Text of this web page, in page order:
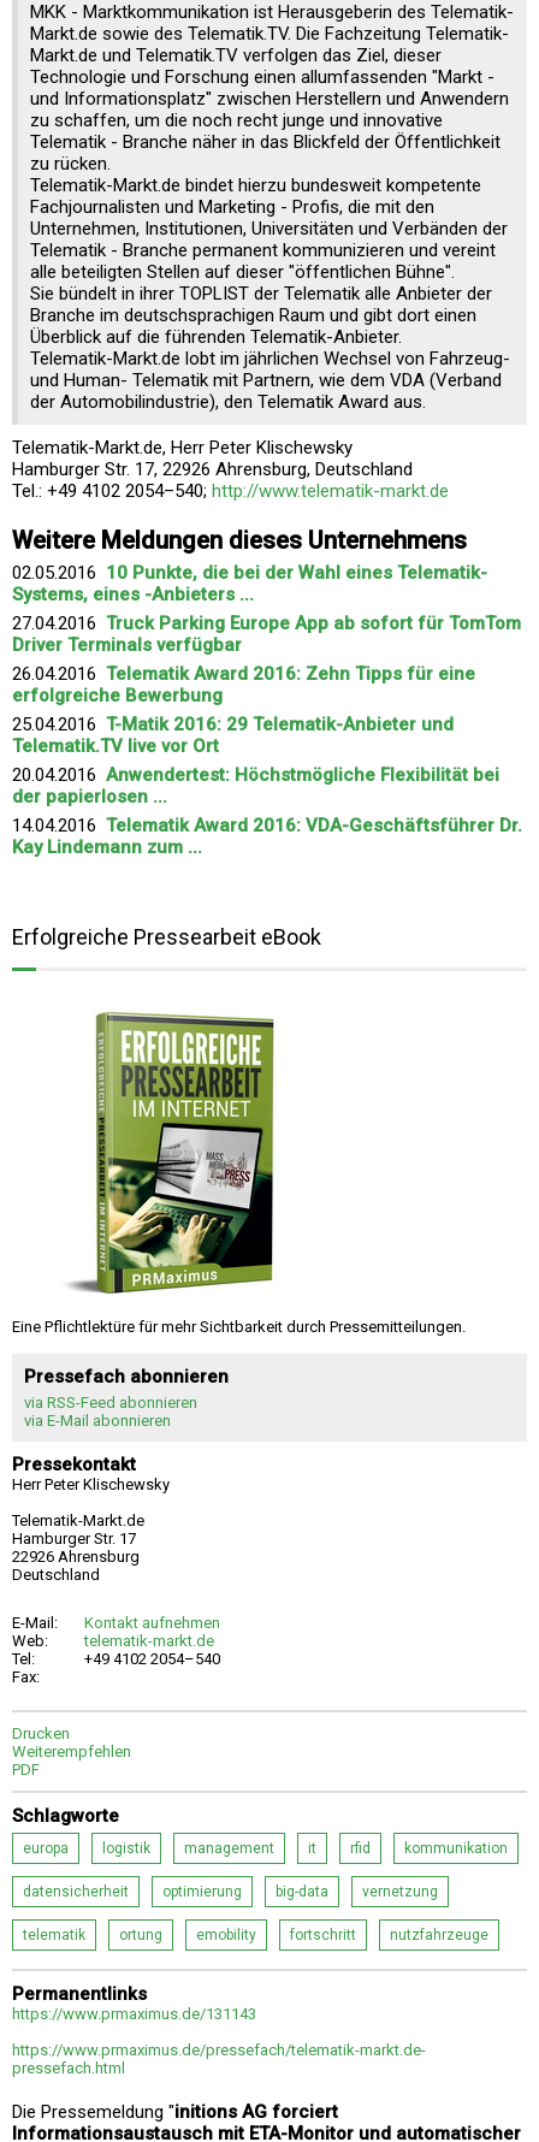
MKK - Marktkommunikation ist Herausgeberin des Telematik-
Markt.de sowie des Telematik.TV. Die Fachzeitung Telematik-
Markt.de und Telematik.TV verfolgen das Ziel, dieser
Technologie und Forschung einen allumfassenden "Markt -
und Informationsplatz" zwischen Herstellern und Anwendern
zu schaffen, um die noch recht junge und innovative
Telematik - Branche näher in das Blickfeld der Öffentlichkeit
zu rücken.
Telematik-Markt.de bindet hierzu bundesweit kompetente
Fachjournalisten und Marketing - Profis, die mit den
Unternehmen, Institutionen, Universitäten und Verbänden der
Telematik - Branche permanent kommunizieren und vereint
alle beteiligten Stellen auf dieser "öffentlichen Bühne".
Sie bündelt in ihrer TOPLIST der Telematik alle Anbieter der
Branche im deutschsprachigen Raum und gibt dort einen
Überblick auf die führenden Telematik-Anbieter.
Telematik-Markt.de lobt im jährlichen Wechsel von Fahrzeug-
und Human- Telematik mit Partnern, wie dem VDA (Verband
der Automobilindustrie), den Telematik Award aus.
Telematik-Markt.de, Herr Peter Klischewsky
Hamburger Str. 17, 22926 Ahrensburg, Deutschland
Tel.: +49 4102 2054–540; http://www.telematik-markt.de
Weitere Meldungen dieses Unternehmens
02.05.2016 10 Punkte, die bei der Wahl eines Telematik-
Systems, eines -Anbieters ...
27.04.2016 Truck Parking Europe App ab sofort für TomTom
Driver Terminals verfügbar
26.04.2016 Telematik Award 2016: Zehn Tipps für eine
erfolgreiche Bewerbung
25.04.2016 T-Matik 2016: 29 Telematik-Anbieter und
Telematik.TV live vor Ort
20.04.2016 Anwendertest: Höchstmögliche Flexibilität bei
der papierlosen ...
14.04.2016 Telematik Award 2016: VDA-Geschäftsführer Dr.
Kay Lindemann zum ...
Erfolgreiche Pressearbeit eBook
Eine Pflichtlektüre für mehr Sichtbarkeit durch Pressemitteilungen.
Pressefach abonnieren
via RSS-Feed abonnieren
via E-Mail abonnieren
Pressekontakt
Herr Peter Klischewsky
Telematik-Markt.de
Hamburger Str. 17
22926 Ahrensburg
Deutschland
E-Mail:
Kontakt aufnehmen
Web:
telematik-markt.de
Tel:
+49 4102 2054–540
Fax:
Drucken
Weiterempfehlen
PDF
Schlagworte
europa logistik management it rfid kommunikation
datensicherheit optimierung big-data vernetzung
telematik ortung emobility fortschritt nutzfahrzeuge
Permanentlinks
https://www.prmaximus.de/131143
https://www.prmaximus.de/pressefach/telematik-markt.de-
pressefach.html
Die Pressemeldung "initions AG forciert
Informationsaustausch mit ETA-Monitor und automatischer